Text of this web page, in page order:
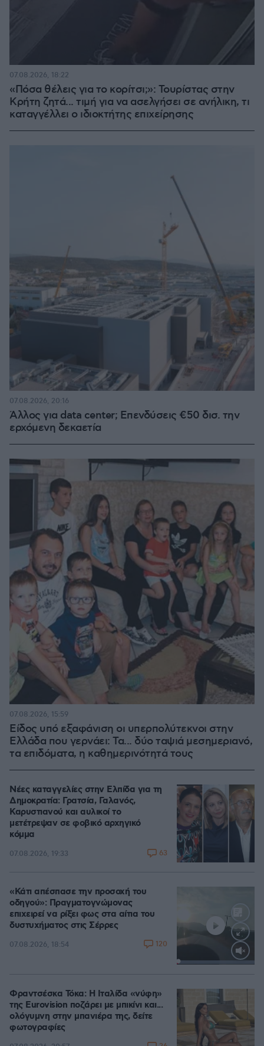
«Πόσα θέλεις για το κορίτσι;»: Τουρίστας στην
Κρήτη ζητά... τιμή για να ασελγήσει σε ανήλικη, τι
καταγγέλλει ο ιδιοκτήτης επιχείρησης
07.08.2026, 18:22
Άλλος για data center; Επενδύσεις €50 δισ. την
ερχόμενη δεκαετία
07.08.2026, 20:16
Είδος υπό εξαφάνιση οι υπερπολύτεκνοι στην
Ελλάδα που γερνάει: Τα... δύο ταψιά μεσημεριανό,
τα επιδόματα, η καθημερινότητά τους
07.08.2026, 15:59
Νέες καταγγελίες στην Ελπίδα για τη
Δημοκρατία: Γρατσία, Γαλανός,
Καρυστιανού και αυλικοί το
μετέτρεψαν σε φοβικό αρχηγικό
κόμμα
07.08.2026, 19:33 63
Loaded:
«Κάτι απέσπασε την προσοχή του
οδηγού»: Πραγματογνώμονας
επιχειρεί να ρίξει φως στα αίτια του
δυστυχήματος στις Σέρρες
07.08.2026, 18:54 120
Φραντσέσκα Τόκα: Η Ιταλίδα «νύφη»
της Eurovision ποζάρει με μπικίνι και...
ολόγυμνη στην μπανιέρα της, δείτε
φωτογραφίες